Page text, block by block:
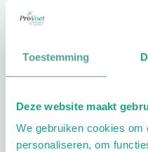
Toestemming
Deze website maakt
We gebruiken cookies
personaliseren, om
Extra opties